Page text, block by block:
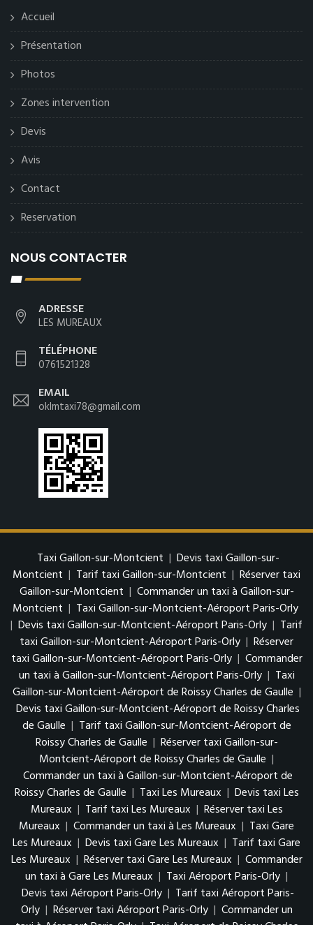
Accueil
Présentation
Photos
Zones intervention
Devis
Avis
Contact
Reservation
NOUS CONTACTER
ADRESSE
LES MUREAUX
TÉLÉPHONE
0761521328
EMAIL
oklmtaxi78@gmail.com
Taxi Gaillon-sur-Montcient | Devis taxi Gaillon-sur-
Montcient | Tarif taxi Gaillon-sur-Montcient | Réserver taxi
Gaillon-sur-Montcient | Commander un taxi à Gaillon-sur-
Montcient | Taxi Gaillon-sur-Montcient-Aéroport Paris-Orly
| Devis taxi Gaillon-sur-Montcient-Aéroport Paris-Orly | Tarif
taxi Gaillon-sur-Montcient-Aéroport Paris-Orly | Réserver
taxi Gaillon-sur-Montcient-Aéroport Paris-Orly | Commander
un taxi à Gaillon-sur-Montcient-Aéroport Paris-Orly | Taxi
Gaillon-sur-Montcient-Aéroport de Roissy Charles de Gaulle |
Devis taxi Gaillon-sur-Montcient-Aéroport de Roissy Charles
de Gaulle | Tarif taxi Gaillon-sur-Montcient-Aéroport de
Roissy Charles de Gaulle | Réserver taxi Gaillon-sur-
Montcient-Aéroport de Roissy Charles de Gaulle |
Commander un taxi à Gaillon-sur-Montcient-Aéroport de
Roissy Charles de Gaulle | Taxi Les Mureaux | Devis taxi Les
Mureaux | Tarif taxi Les Mureaux | Réserver taxi Les
Mureaux | Commander un taxi à Les Mureaux | Taxi Gare
Les Mureaux | Devis taxi Gare Les Mureaux | Tarif taxi Gare
Les Mureaux | Réserver taxi Gare Les Mureaux | Commander
un taxi à Gare Les Mureaux | Taxi Aéroport Paris-Orly |
Devis taxi Aéroport Paris-Orly | Tarif taxi Aéroport Paris-
Orly | Réserver taxi Aéroport Paris-Orly | Commander un